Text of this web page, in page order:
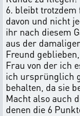
6. bleibt
davon und nicht
ihr nach diesem
aus der
Freund
Frau von der ich
ich ursprünglich
behalten, da sie
Macht also auch
denen die 6